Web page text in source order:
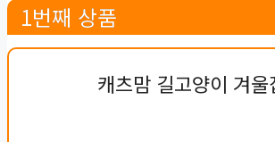
1번째 상품
캐츠맘 길고양이 겨